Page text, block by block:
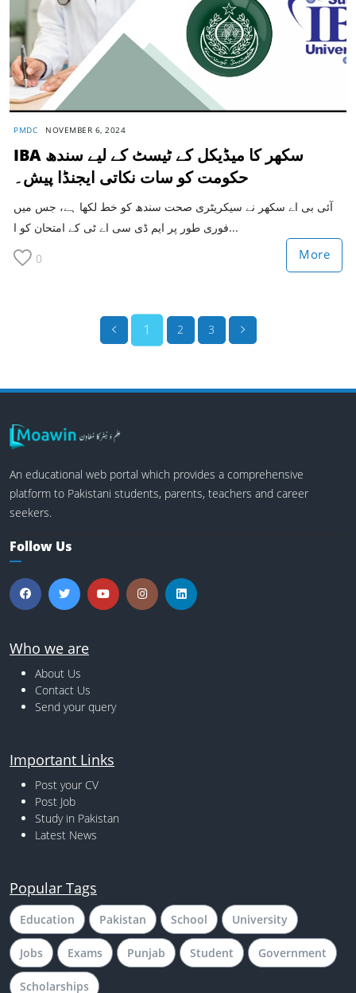
PMDC NOVEMBER 6, 2024
IBA سکھر کا میڈیکل کے ٹیسٹ کے لیے سندھ
حکومت کو سات نکاتی ایجنڈا پیش۔
آئی بی اے سکھر نے سیکریٹری صحت سندھ کو خط لکھا ہے، جس میں
فوری طور پر ایم ڈی سی اے ٹی کے امتحان کو ا...
0 More
1 2 3
An educational web portal which provides a comprehensive
platform to Pakistani students, parents, teachers and career
seekers.
Follow Us
Who we are
About Us
Contact Us
Send your query
Important Links
Post your CV
Post Job
Study in Pakistan
Latest News
Popular Tags
Education Pakistan School University
Jobs Exams Punjab Student Government
Scholarships